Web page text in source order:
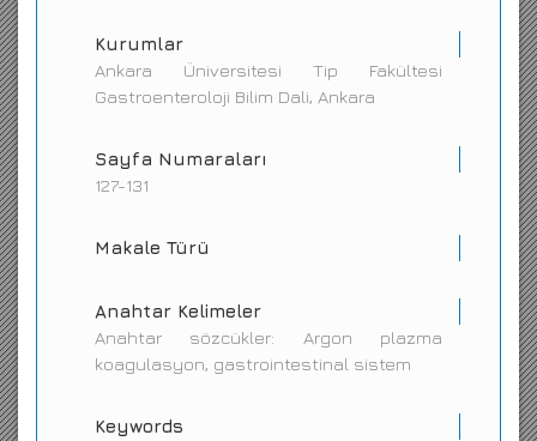
Kurumlar
Ankara Üniversitesi Tip Fakültesi
Gastroenteroloji Bilim Dali, Ankara
Sayfa Numaraları
127-131
Makale Türü
Anahtar Kelimeler
Anahtar sözcükler: Argon plazma
koagulasyon, gastrointestinal sistem
Keywords